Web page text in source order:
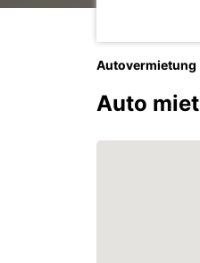
Autovermietung
Auto